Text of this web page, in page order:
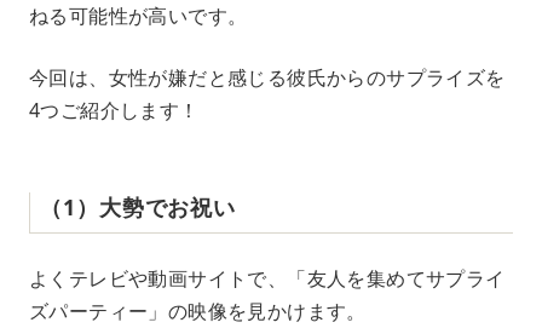
ねる可能性が高いです。
今回は、女性が嫌だと感じる彼氏からのサプライズを
4つご紹介します！
（1）大勢でお祝い
よくテレビや動画サイトで、「友人を集めてサプライ
ズパーティー」の映像を見かけます。